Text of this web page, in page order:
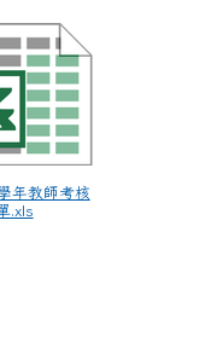
年教師考核
.xls